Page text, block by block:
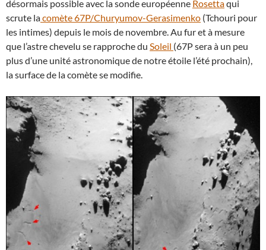
désormais possible avec la sonde européenne Rosettaqui
scrute lacomète 67P/Churyumov-Gerasimenko (Tchouri pour
les intimes) depuis le mois de novembre. Au fur et à mesure
que l’astre chevelu se rapproche du Soleil (67P sera à un peu
plus d’une unité astronomique de notre étoile l’été prochain),
la surface de la comète se modifie.